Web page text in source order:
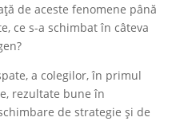
de aceste fenomene până
ce s-a schimbat în câteva
a colegilor, în primul
rezultate bune în
de strategie și de